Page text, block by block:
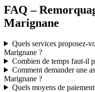
FAQ –
Marignane
Quels services proposez-
Marignane ?
Combien de temps faut-il
Comment demander une
Marignane ?
Quels moyens de